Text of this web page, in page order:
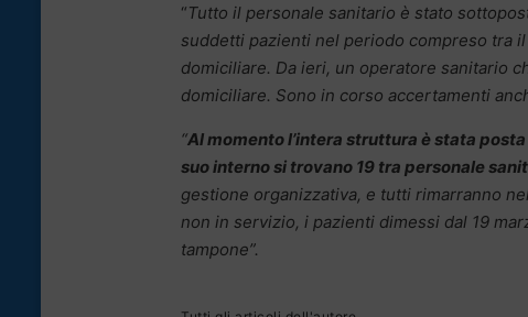
“Tutto il personale sanitario è stato
suddetti pazienti nel periodo compreso tra
domiciliare. Da ieri, un operatore sanitario
domiciliare. Sono in corso accertamenti
“Al momento l’intera struttura è stata
suo interno si trovano 19 tra personale
gestione organizzativa, e tutti rimarranno
non in servizio, i pazienti dimessi dal 19
tampone”.